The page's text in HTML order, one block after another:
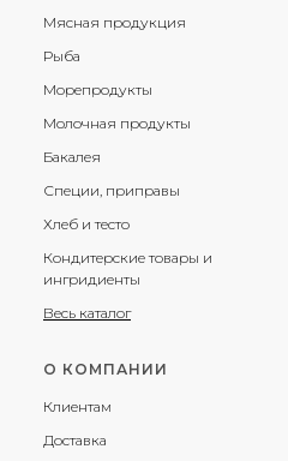
Мясная продукция
Рыба
Морепродукты
Молочная продукты
Бакалея
Специи, приправы
Хлеб и тесто
Кондитерские товары и
ингридиенты
Весь каталог
О КОМПАНИИ
Клиентам
Доставка